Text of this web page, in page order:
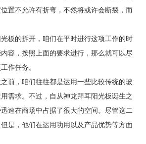
置不允许有折弯，不然将或许会断裂，而
板的拆开，咱们在平时进行这项工作的时
容，按照上面的要求进行，那么就可以尽
作任务。
前，咱们往往都是运用一些比较传统的玻
需求。不过，自从神龙拜耳阳光板诞生之
速在商场中占据了很大的空间。尽管这二
是，他们在运用功用以及产品优势等方面